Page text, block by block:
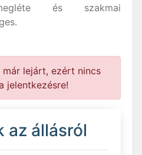
és szakmai
lejárt, ezért nincs
jelentkezésre!
az állásról